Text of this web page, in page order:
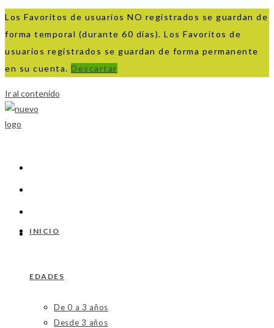
Los Favoritos de usuarios NO registrados se guardan de
forma temporal (durante 60 días). Los Favoritos de
usuarios registrados se guardan de forma permanente
en su cuenta. Descartar
Ir al contenido
INICIO
EDADES
De 0 a 3 años
Desde 3 años